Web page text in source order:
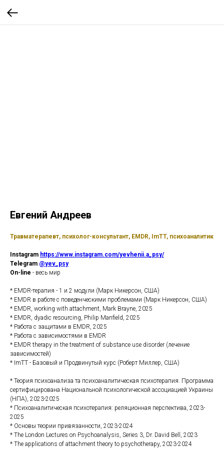
Евгений Андреев
Травматерапевт, психолог-консультант, EMDR, ImTT, психоаналитик
Instagram https://www.instagram.com/yevhenii.a_psy/
Telegram @yev_psy
On-line - весь мир
* EMDR-терапия - 1 и 2 модули (Марк Никерсон, США)
* EMDR в работе с поведенческими проблемами (Марк Никерсон, США)
* EMDR, working with attachment, Mark Brayne, 2025
* EMDR, dyadic resourcing, Philip Manfield, 2025
* Работа с защитами в EMDR, 2025
* Работа с зависимостями в EMDR
* EMDR therapy in the treatment of substance use disorder (лечение
зависимостей)
* ImTT - Базовый и Продвинутый курс (Роберт Миллер, США)
* Теория психоанализа та психоаналитическая психотерапия. Программа
сертифицирована Национальной психологической ассоциацией Украины
(НПА), 2023-2025
* Психоаналитическая психотерапия: реляционная перспектива, 2023-
2025
* Основы теории привязанности, 2023-2024
* The London Lectures on Psychoanalysis, Series 3, Dr. David Bell, 2023
* The applications of attachment theory to psychotherapy, 2023-2024